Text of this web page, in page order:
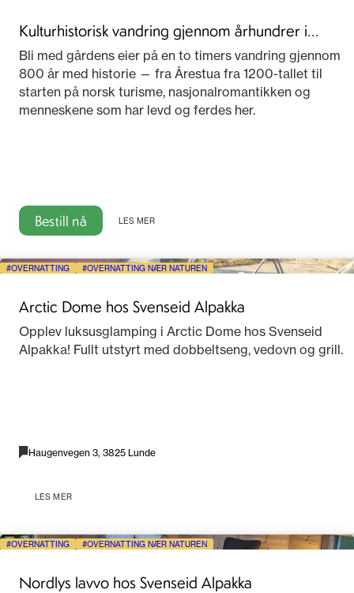
Kulturhistorisk vandring gjennom århundrer i
Telemark
Bli med gårdens eier på en to timers vandring gjennom
800 år med historie — fra Årestua fra 1200-tallet til
starten på norsk turisme, nasjonalromantikken og
menneskene som har levd og ferdes her.
Bestill nå LES MER
OVERNATTING OVERNATTING NÆR NATUREN
Arctic Dome hos Svenseid Alpakka
Opplev luksusglamping i Arctic Dome hos Svenseid
Alpakka! Fullt utstyrt med dobbeltseng, vedovn og grill.
Haugenvegen 3, 3825 Lunde
LES MER
OVERNATTING OVERNATTING NÆR NATUREN
Nordlys lavvo hos Svenseid Alpakka